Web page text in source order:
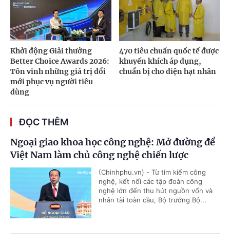
Khởi động Giải thưởng
Better Choice Awards 2026:
Tôn vinh những giá trị đổi
mới phục vụ người tiêu
dùng
470 tiêu chuẩn quốc tế được
khuyến khích áp dụng,
chuẩn bị cho điện hạt nhân
ĐỌC THÊM
Ngoại giao khoa học công nghệ: Mở đường để
Việt Nam làm chủ công nghệ chiến lược
(Chinhphu.vn) - Từ tìm kiếm công
nghệ, kết nối các tập đoàn công
nghệ lớn đến thu hút nguồn vốn và
nhân tài toàn cầu, Bộ trưởng Bộ...